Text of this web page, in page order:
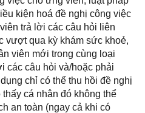
kiện hoá đề nghị công việc
trả lời các câu hỏi liên
vượt qua kỳ khám sức khoẻ,
viên mới trong cùng loại
các câu hỏi và/hoặc phải
chỉ có thể thu hồi đề nghị
cá nhân đó không thể
an toàn (ngay cả khi có